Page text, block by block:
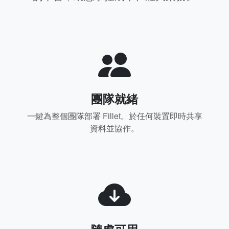
團隊就緒
一鍵為整個團隊部署 Fillet。於任何裝置即時共享
資料並協作。